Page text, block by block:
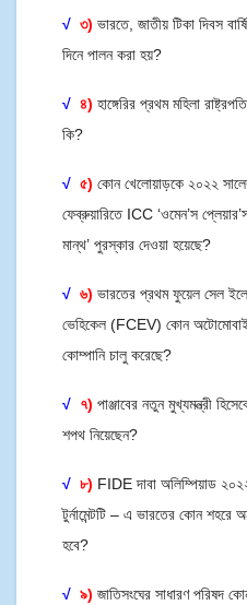
√ ৩) ভারতে, জাতীয় টিকা দিবস
দিনে পালন করা হয়?
√ ৪) হাঙ্গেরির প্রথম মহিলা
কি?
√ ৫) কোন খেলোয়াড়কে ২০২২
ফেব্রুয়ারিতে ICC ‘ওমেন’স
মান্থ’ পুরস্কার দেওয়া হয়েছে?
√ ৬) ভারতের প্রথম ফুয়েল সেল
ভেহিকেল (FCEV) কোন
কোম্পানি চালু করেছে?
√ ৭) পাঞ্জাবের নতুন মুখ্যমন্ত্রী
শপথ নিয়েছেন?
√ ৮) FIDE দাবা অলিম্পিয়াড
টুর্নামেন্টটি – এ ভারতের কোন শহরে
হবে?
√ ৯) জাতিসংঘের সাধারণ পরিষদ